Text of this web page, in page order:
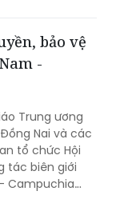
bảo vệ
-
Trung ương
Nai và các
tổ chức Hội
tác biên giới
Campuchia